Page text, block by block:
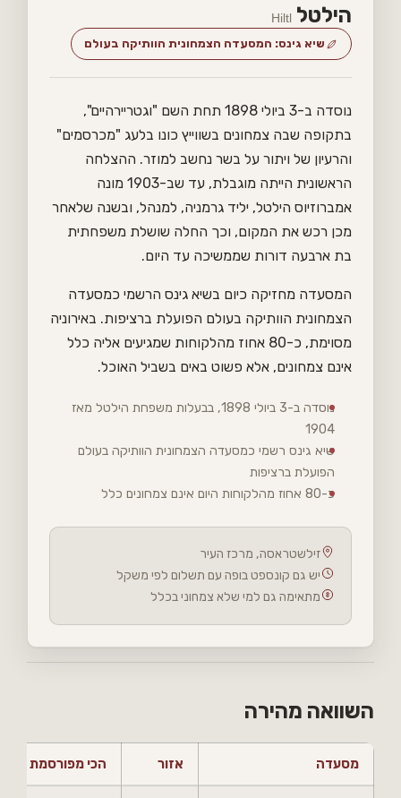
הילטל Hiltl
שיא גינס: המסעדה הצמחונית הוותיקה בעולם
נוסדה ב-3 ביולי 1898 תחת השם "וגטריירהיים",
בתקופה שבה צמחונים בשווייץ כונו בלעג "מכרסמים"
והרעיון של ויתור על בשר נחשב למוזר. ההצלחה
הראשונית הייתה מוגבלת, עד שב-1903 מונה
אמברוזיוס הילטל, יליד גרמניה, למנהל, ובשנה שלאחר
מכן רכש את המקום, וכך החלה שושלת משפחתית
בת ארבעה דורות שממשיכה עד היום.
המסעדה מחזיקה כיום בשיא גינס הרשמי כמסעדה
הצמחונית הוותיקה בעולם הפועלת ברציפות. באירוניה
מסוימת, כ-80 אחוז מהלקוחות שמגיעים אליה כלל
אינם צמחונים, אלא פשוט באים בשביל האוכל.
נוסדה ב-3 ביולי 1898, בבעלות משפחת הילטל מאז
1904
שיא גינס רשמי כמסעדה הצמחונית הוותיקה בעולם
הפועלת ברציפות
כ-80 אחוז מהלקוחות היום אינם צמחונים כלל
זילשטראסה, מרכז העיר
יש גם קונספט בופה עם תשלום לפי משקל
מתאימה גם למי שלא צמחוני בכלל
השוואה מהירה
מסעדה אזור הכי מפורסמת ב